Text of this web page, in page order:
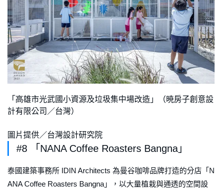
「高雄市光武國小資源及垃圾集中場改造」（暁房子創意設
計有限公司／台灣）
圖片提供／台灣設計研究院
#8 「NANA Coffee Roasters Bangna」
泰國建築事務所 IDIN Architects 為曼谷咖啡品牌打造的分店「N
ANA Coffee Roasters Bangna」，以大量植栽與通透的空間設